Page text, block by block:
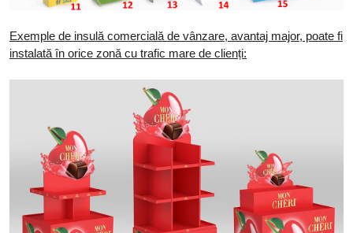
Exemple de insulă comercială de vânzare, avantaj major, poate fi
instalată în orice zonă cu trafic mare de clienți: